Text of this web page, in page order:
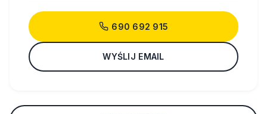
690 692 915
WYŚLIJ EMAIL